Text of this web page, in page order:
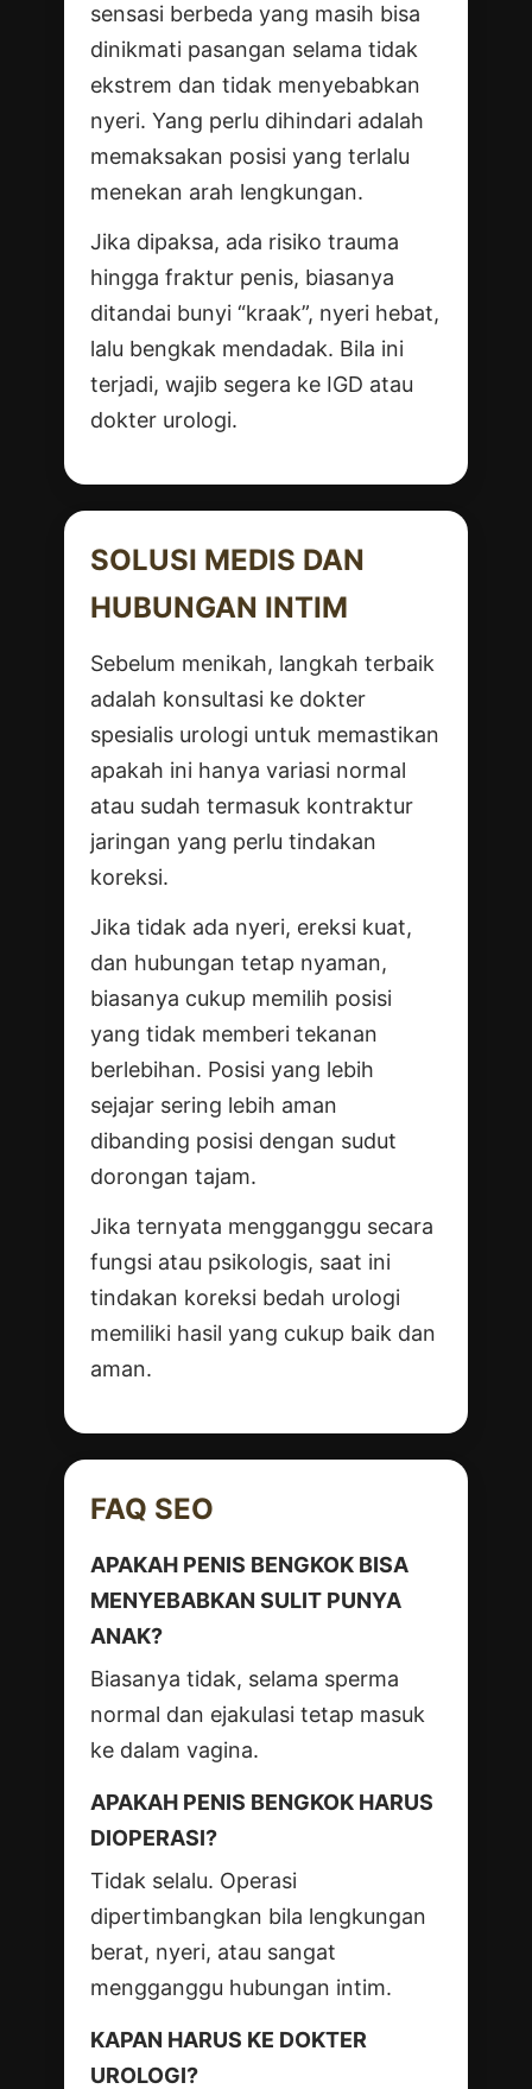
sensasi berbeda yang masih bisa
dinikmati pasangan selama tidak
ekstrem dan tidak menyebabkan
nyeri. Yang perlu dihindari adalah
memaksakan posisi yang terlalu
menekan arah lengkungan.
Jika dipaksa, ada risiko trauma
hingga fraktur penis, biasanya
ditandai bunyi “kraak”, nyeri hebat,
lalu bengkak mendadak. Bila ini
terjadi, wajib segera ke IGD atau
dokter urologi.
SOLUSI MEDIS DAN
HUBUNGAN INTIM
Sebelum menikah, langkah terbaik
adalah konsultasi ke dokter
spesialis urologi untuk memastikan
apakah ini hanya variasi normal
atau sudah termasuk kontraktur
jaringan yang perlu tindakan
koreksi.
Jika tidak ada nyeri, ereksi kuat,
dan hubungan tetap nyaman,
biasanya cukup memilih posisi
yang tidak memberi tekanan
berlebihan. Posisi yang lebih
sejajar sering lebih aman
dibanding posisi dengan sudut
dorongan tajam.
Jika ternyata mengganggu secara
fungsi atau psikologis, saat ini
tindakan koreksi bedah urologi
memiliki hasil yang cukup baik dan
aman.
FAQ SEO
APAKAH PENIS BENGKOK BISA
MENYEBABKAN SULIT PUNYA
ANAK?
Biasanya tidak, selama sperma
normal dan ejakulasi tetap masuk
ke dalam vagina.
APAKAH PENIS BENGKOK HARUS
DIOPERASI?
Tidak selalu. Operasi
dipertimbangkan bila lengkungan
berat, nyeri, atau sangat
mengganggu hubungan intim.
KAPAN HARUS KE DOKTER
UROLOGI?